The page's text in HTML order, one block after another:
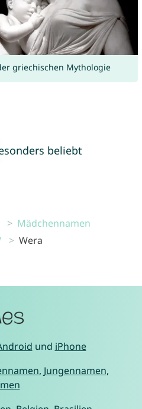
griechischen Mythologie
beliebt
Mädchennamen
Wera
und iPhone
, Jungennamen,